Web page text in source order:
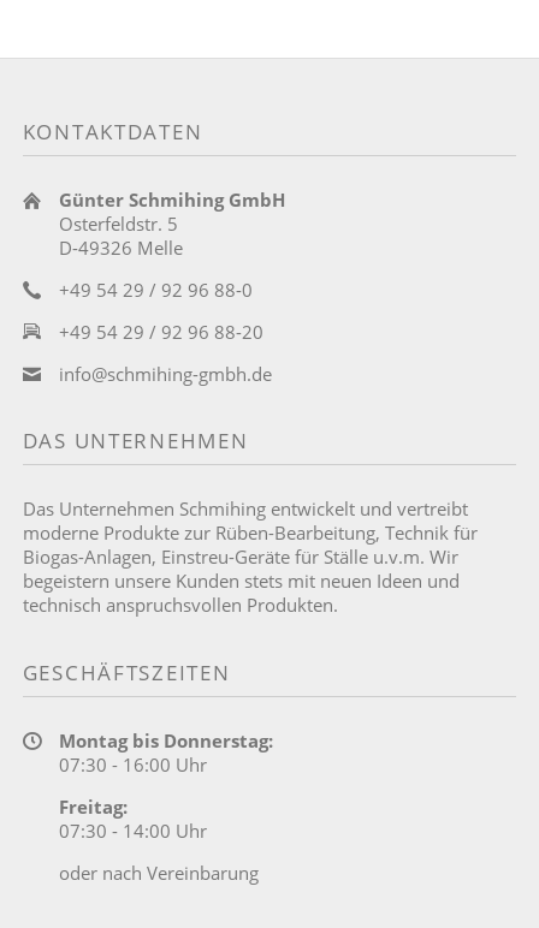
KONTAKTDATEN
Günter Schmihing GmbH
Osterfeldstr. 5
D-49326 Melle
+49 54 29 / 92 96 88-0
+49 54 29 / 92 96 88-20
info@schmihing-gmbh.de
DAS UNTERNEHMEN
Das Unternehmen Schmihing entwickelt und vertreibt
moderne Produkte zur Rüben-Bearbeitung, Technik für
Biogas-Anlagen, Einstreu-Geräte für Ställe u.v.m. Wir
begeistern unsere Kunden stets mit neuen Ideen und
technisch anspruchsvollen Produkten.
GESCHÄFTSZEITEN
Montag bis Donnerstag:
07:30 - 16:00 Uhr
Freitag:
07:30 - 14:00 Uhr
oder nach Vereinbarung